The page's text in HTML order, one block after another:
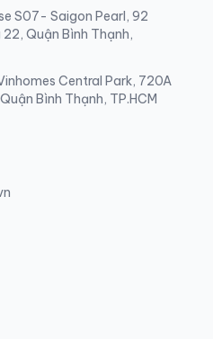
S07- Saigon Pearl, 92
Quận Bình Thạnh,
Central Park, 720A
Bình Thạnh, TP.HCM